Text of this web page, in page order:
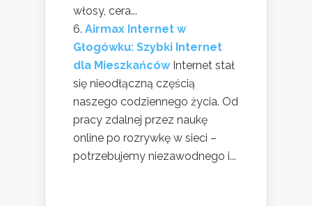
włosy, cera...
Airmax Internet w
Głogówku: Szybki Internet
dla Mieszkańców Internet stał
się nieodłączną częścią
naszego codziennego życia. Od
pracy zdalnej przez naukę
online po rozrywkę w sieci –
potrzebujemy niezawodnego i...